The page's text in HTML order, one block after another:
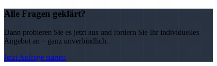
Alle Fragen geklärt?
Dann probieren Sie es jetzt aus und fordern Sie Ihr individuelles
Angebot an – ganz unverbindlich.
Jetzt Anfrage starten